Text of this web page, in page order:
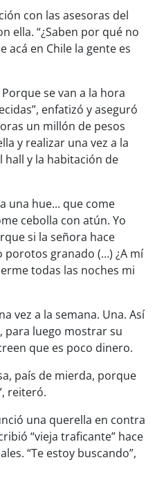
con las asesoras del
ella. “¿Saben por qué no
acá en Chile la gente es
se van a la hora
enfatizó y aseguró
un millón de pesos
y realizar una vez a la
hall y la habitación de
una hue... que come
cebolla con atún. Yo
si la señora hace
granado (…) ¿A mí
todas las noches mi
vez a la semana. Una. Así
para luego mostrar su
que es poco dinero.
país de mierda, porque
reiteró.
una querella en contra
“vieja traficante” hace
“Te estoy buscando”,